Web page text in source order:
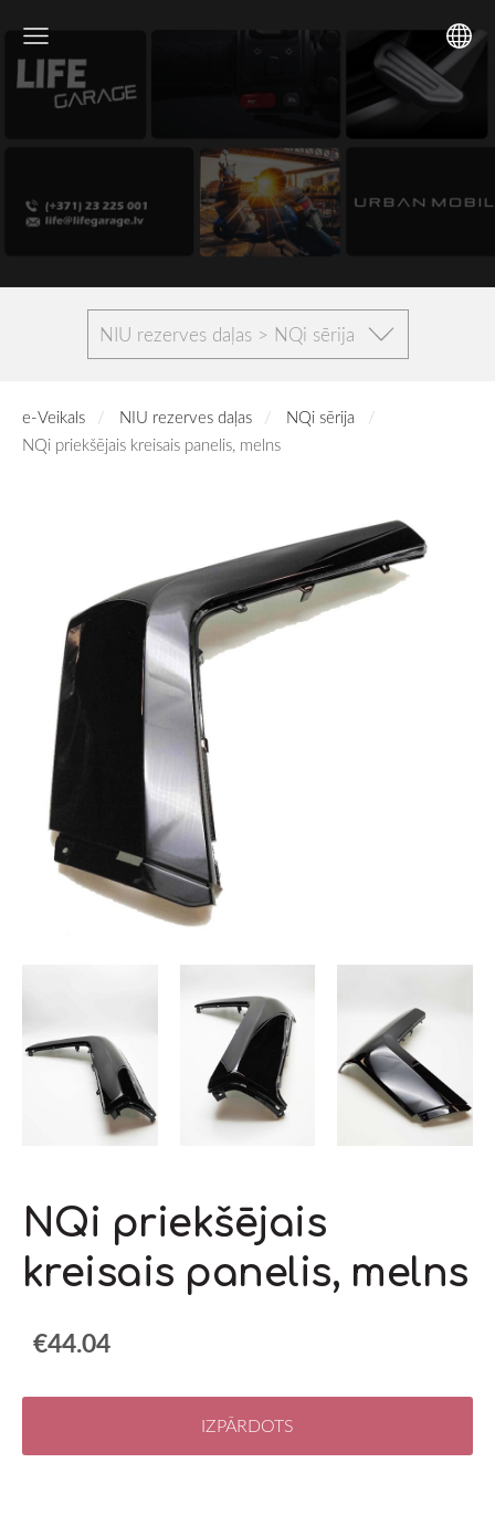
NIU rezerves daļas > NQi sērija
e-Veikals NIU rezerves daļas
NQi sērija
NQi priekšējais kreisais panelis, melns
NQi priekšējais
kreisais panelis, melns
€44.04
IZPĀRDOTS